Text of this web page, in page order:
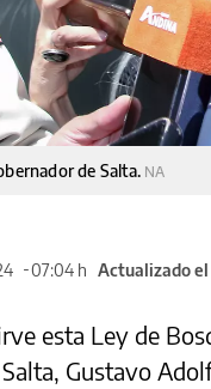
de Salta. NA
07:04 h Actualizado
esta Ley de
Gustavo